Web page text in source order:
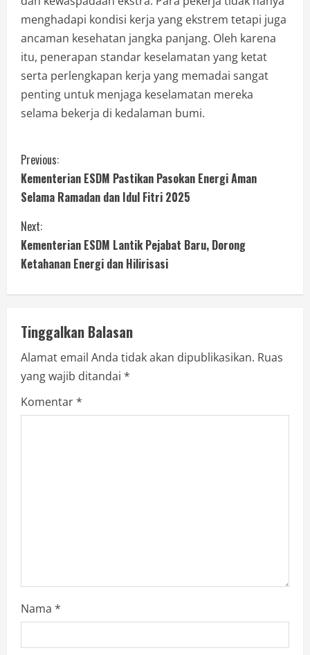
menghadapi kondisi kerja yang ekstrem tetapi juga
ancaman kesehatan jangka panjang. Oleh karena
itu, penerapan standar keselamatan yang ketat
serta perlengkapan kerja yang memadai sangat
penting untuk menjaga keselamatan mereka
selama bekerja di kedalaman bumi.
Previous:
Kementerian ESDM Pastikan Pasokan Energi Aman
Selama Ramadan dan Idul Fitri 2025
Next:
Kementerian ESDM Lantik Pejabat Baru, Dorong
Ketahanan Energi dan Hilirisasi
Tinggalkan Balasan
Alamat email Anda tidak akan dipublikasikan. Ruas
yang wajib ditandai *
Komentar*
Nama *